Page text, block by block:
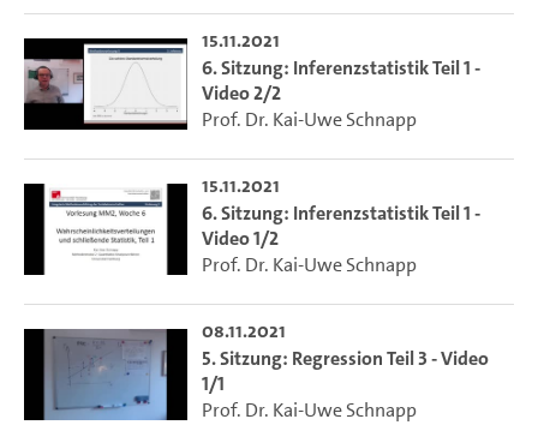
15.11.2021
6. Sitzung: Inferenzstatistik Teil 1 -
Video 2/2
Prof. Dr. Kai-Uwe Schnapp
15.11.2021
6. Sitzung: Inferenzstatistik Teil 1 -
Video 1/2
Prof. Dr. Kai-Uwe Schnapp
08.11.2021
5. Sitzung: Regression Teil 3 - Video
1/1
Prof. Dr. Kai-Uwe Schnapp